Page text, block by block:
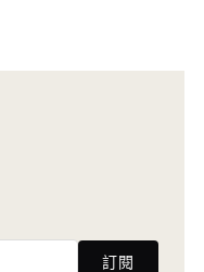
訂閱